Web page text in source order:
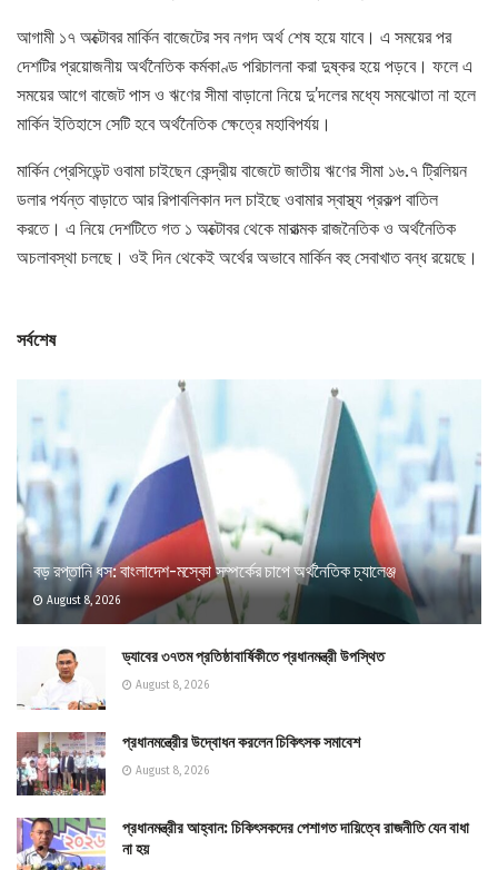
আগামী ১৭ অক্টোবর মার্কিন বাজেটের সব নগদ অর্থ শেষ হয়ে যাবে। এ সময়ের পর
দেশটির প্রয়োজনীয় অর্থনৈতিক কর্মকাণ্ড পরিচালনা করা দুষ্কর হয়ে পড়বে। ফলে এ
সময়ের আগে বাজেট পাস ও ঋণের সীমা বাড়ানো নিয়ে দু’দলের মধ্যে সমঝোতা না হলে
মার্কিন ইতিহাসে সেটি হবে অর্থনৈতিক ক্ষেত্রে মহাবিপর্যয়।
মার্কিন প্রেসিডেন্ট ওবামা চাইছেন কেন্দ্রীয় বাজেটে জাতীয় ঋণের সীমা ১৬.৭ ট্রিলিয়ন
ডলার পর্যন্ত বাড়াতে আর রিপাবলিকান দল চাইছে ওবামার স্বাস্থ্য প্রকল্প বাতিল
করতে। এ নিয়ে দেশটিতে গত ১ অক্টোবর থেকে মারাত্মক রাজনৈতিক ও অর্থনৈতিক
অচলাবস্থা চলছে। ওই দিন থেকেই অর্থের অভাবে মার্কিন বহু সেবাখাত বন্ধ রয়েছে।
সর্বশেষ
বড় রপ্তানি ধস: বাংলাদেশ-মস্কো সম্পর্কের চাপে অর্থনৈতিক চ্যালেঞ্জ
August 8, 2026
ড্যাবের ৩৭তম প্রতিষ্ঠাবার্ষিকীতে প্রধানমন্ত্রী উপস্থিত
August 8, 2026
প্রধানমন্ত্রীের উদ্বোধন করলেন চিকিৎসক সমাবেশ
August 8, 2026
প্রধানমন্ত্রীর আহ্বান: চিকিৎসকদের পেশাগত দায়িত্বে রাজনীতি যেন বাধা
না হয়